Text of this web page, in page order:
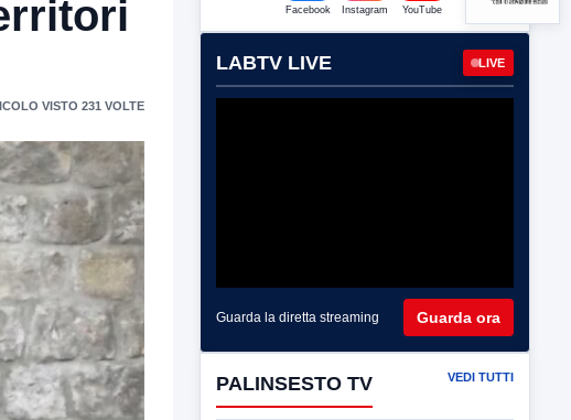
VISTO 231 VOLTE
Facebook Instagram YouTube
LABTV LIVE LIVE
Guarda la diretta streaming Guarda ora
PALINSESTO TV VEDI TUTTI